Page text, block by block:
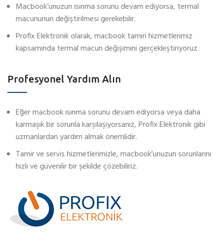
Macbook’unuzun ısınma sorunu devam ediyorsa, termal
macununun değiştirilmesi gerekebilir.
Profix Elektronik olarak, macbook tamiri hizmetlerimiz
kapsamında termal macun değişimini gerçekleştiriyoruz.
Profesyonel Yardım Alın
Eğer macbook ısınma sorunu devam ediyorsa veya daha
karmaşık bir sorunla karşılaşıyorsanız, Profix Elektronik gibi
uzmanlardan yardım almak önemlidir.
Tamir ve servis hizmetlerimizle, macbook’unuzun sorunlarını
hızlı ve güvenilir bir şekilde çözebiliriz.